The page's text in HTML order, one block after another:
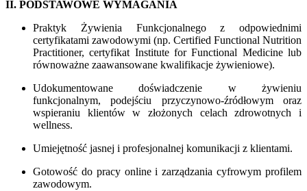
II. PODSTAWOWE WYMAGANIA
Praktyk Żywienia Funkcjonalnego z odpowiednimi
certyfikatami zawodowymi (np. Certified Functional Nutrition
Practitioner, certyfikat Institute for Functional Medicine lub
równoważne zaawansowane kwalifikacje żywieniowe).
Udokumentowane doświadczenie w żywieniu
funkcjonalnym, podejściu przyczynowo-źródłowym oraz
wspieraniu klientów w złożonych celach zdrowotnych i
wellness.
Umiejętność jasnej i profesjonalnej komunikacji z klientami.
Gotowość do pracy online i zarządzania cyfrowym profilem
zawodowym.